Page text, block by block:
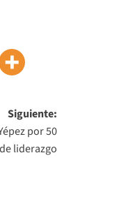
Siguiente:
por 50
liderazgo